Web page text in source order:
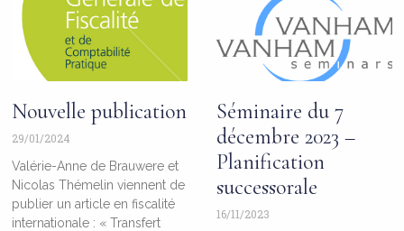
Nouvelle publication
29/01/2024
Valérie-Anne de Brauwere et
Nicolas Thémelin viennent de
publier un article en fiscalité
internationale : « Transfert
Séminaire du 7
décembre 2023 –
Planification
successorale
16/11/2023